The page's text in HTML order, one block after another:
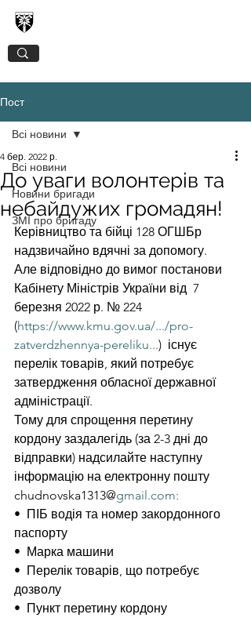
Пост
Всі новини
Новини бригади
ЗМІ про бригаду
Всі новини
До уваги волонтерів та
небайдужих громадян!
4 бер. 2022 р.
Керівництво та бійці 128 ОГШБр
надзвичайно вдячні за допомогу.
Але відповідно до вимог постанови
Кабінету Міністрів України від  7
березня 2022 р. № 224
(https://www.kmu.gov.ua/.../pro-
zatverdzhennya-pereliku...)  існує
перелік товарів, який потребує
затвердження обласної державної
адміністрації.
Тому для спрощення перетину
кордону заздалегідь (за 2-3 дні до
відправки) надсилайте наступну
інформацію на електронну пошту
chudnovska1313@gmail.com:
•  ПІБ водія та номер закордонного
паспорту
•  Марка машини
•  Перелік товарів, що потребує
дозволу
•  Пункт перетину кордону